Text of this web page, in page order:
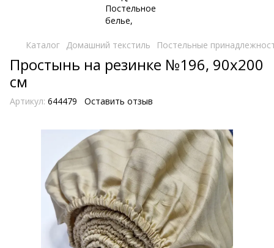
Каталог Домашний текстиль Постельные
Простынь на резинке №196, 90х200
см
Артикул: 644479 Оставить отзыв